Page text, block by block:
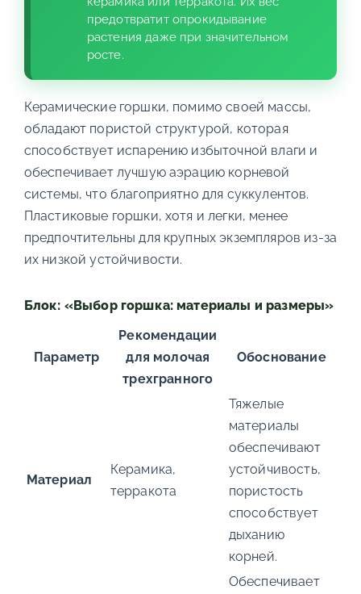
предотвратит опрокидывание
растения даже при значительном
росте.
Керамические горшки, помимо своей массы,
обладают пористой структурой, которая
способствует испарению избыточной влаги и
обеспечивает лучшую аэрацию корневой
системы, что благоприятно для суккулентов.
Пластиковые горшки, хотя и легки, менее
предпочтительны для крупных экземпляров из-за
их низкой устойчивости.
Блок: «Выбор горшка: материалы и размеры»
Параметр
Рекомендации
для молочая
трехгранного
Обоснование
Материал
Керамика,
терракота
Тяжелые
материалы
обеспечивают
устойчивость,
пористость
способствует
дыханию
корней.
Обеспечивает